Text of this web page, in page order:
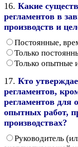
16. Какие
регламентов в
производств и
Постоянные,
Только
Только опытные
17. Кто
регламентов,
регламентов для
опытных работ,
производствах?
Руководитель